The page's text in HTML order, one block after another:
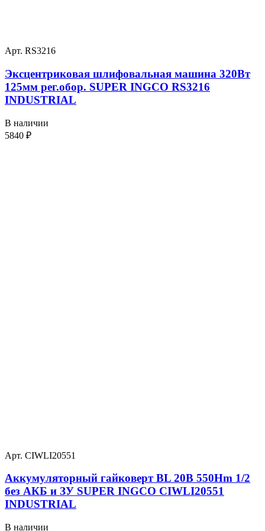
Арт. RS3216
Эксцентриковая шлифовальная машина 320Вт
125мм рег.обор. SUPER INGCO RS3216
INDUSTRIAL
В наличии
5840 ₽
Арт. CIWLI20551
Аккумуляторный гайковерт BL 20В 550Hm 1/2
без АКБ и ЗУ SUPER INGCO CIWLI20551
INDUSTRIAL
В наличии